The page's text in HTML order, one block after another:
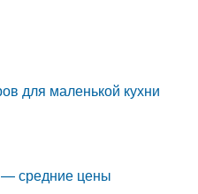
для маленькой кухни
— средние цены